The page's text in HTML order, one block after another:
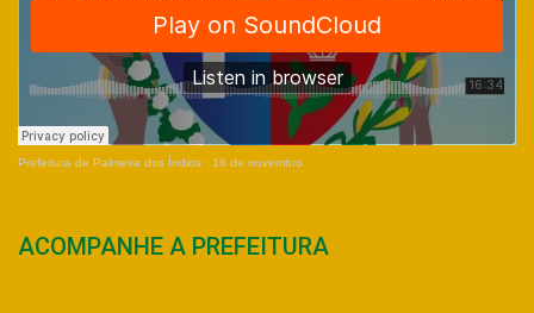
Prefeitura de Palmeira dos Índios · 16 de novembro
ACOMPANHE A PREFEITURA